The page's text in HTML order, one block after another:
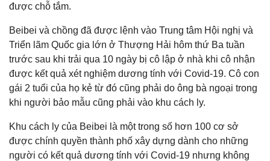
được chỗ tắm.
Beibei và chồng đã được lệnh vào Trung tâm Hội nghị và
Triển lãm Quốc gia lớn ở Thượng Hải hôm thứ Ba tuần
trước sau khi trải qua 10 ngày bị cô lập ở nhà khi cô nhận
được kết quả xét nghiệm dương tính với Covid-19. Cô con
gái 2 tuổi của họ kẻ từ đó cũng phải do ông bà ngoại trong
khi người bảo mẫu cũng phải vào khu cách ly.
Khu cách ly của Beibei là một trong số hơn 100 cơ sở
được chính quyền thành phố xây dựng dành cho những
người có kết quả dương tính với Covid-19 nhưng không